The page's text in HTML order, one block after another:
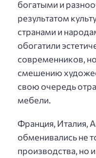
богатыми и
результатом
странами и
обогатили
современников,
смешению
свою очередь
мебели.
Франция, Италия,
обменивались не
производства, но